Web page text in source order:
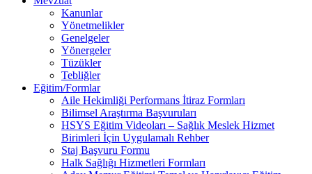
Kanunlar
Yönetmelikler
Genelgeler
Yönergeler
Tüzükler
Tebliğler
Eğitim/Formlar
Aile Hekimliği Performans İtiraz Formları
Bilimsel Araştırma Başvuruları
HSYS Eğitim Videoları – Sağlık Meslek Hizmet
Birimleri İçin Uygulamalı Rehber
Staj Başvuru Formu
Halk Sağlığı Hizmetleri Formları